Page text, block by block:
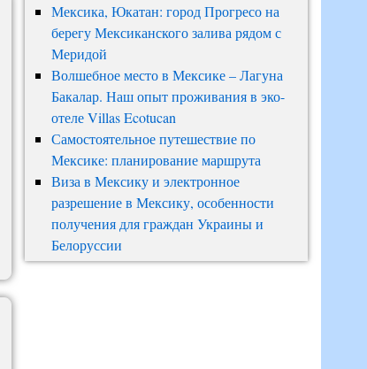
Мексика, Юкатан: город Прогресо на
берегу Мексиканского залива рядом с
Меридой
Волшебное место в Мексике – Лагуна
Бакалар. Наш опыт проживания в эко-
отеле Villas Ecotucan
Самостоятельное путешествие по
Мексике: планирование маршрута
Виза в Мексику и электронное
разрешение в Мексику, особенности
получения для граждан Украины и
Белоруссии